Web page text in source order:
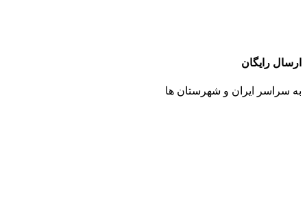
ارسال رایگان
به سراسر ایران و شهرستان ها